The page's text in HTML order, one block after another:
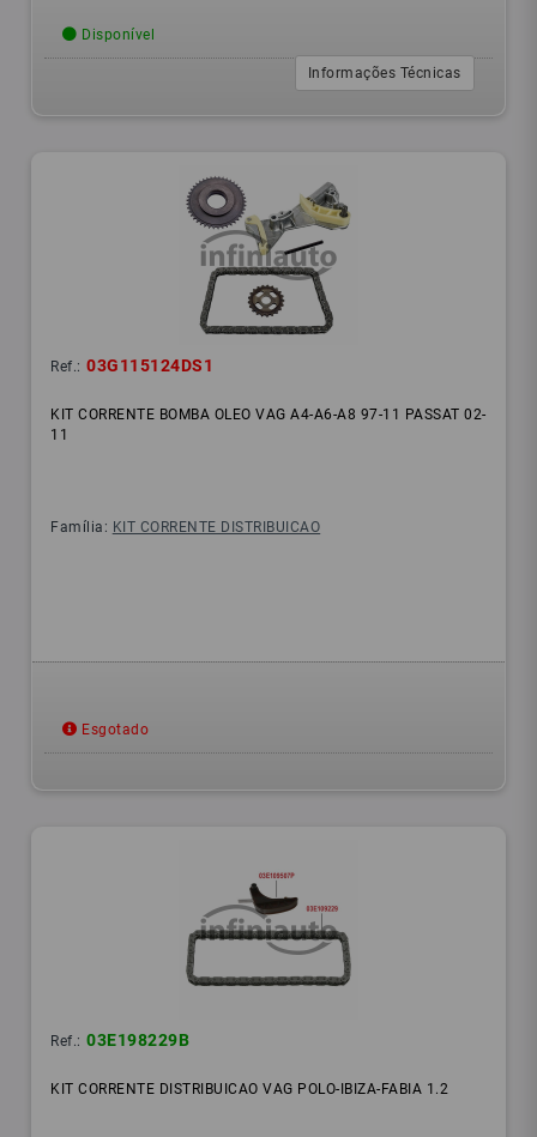
Disponível
Informações Técnicas
Ref.: 03G115124DS1
KIT CORRENTE BOMBA OLEO VAG A4-A6-A8 97-11 PASSAT 02-
11
Família: KIT CORRENTE DISTRIBUICAO
Esgotado
Ref.: 03E198229B
KIT CORRENTE DISTRIBUICAO VAG POLO-IBIZA-FABIA 1.2